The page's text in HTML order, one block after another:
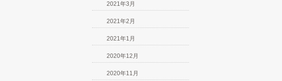
2021年3月
2021年2月
2021年1月
2020年12月
2020年11月